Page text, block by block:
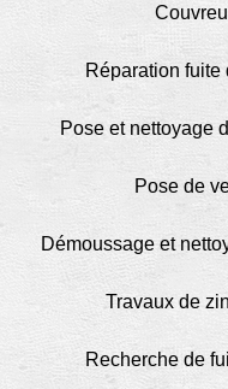
Réparation fuite
Pose et nettoyage
Pose de
Démoussage et
Travaux de
Recherche de